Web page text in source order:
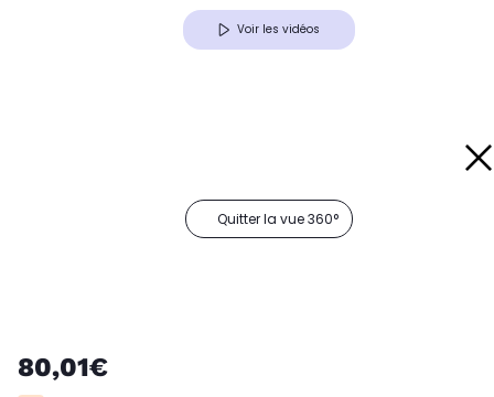
Voir les vidéos
Quitter la vue 360°
80,01€